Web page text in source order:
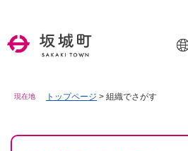
現在地 トップページ > 組織でさがす
本